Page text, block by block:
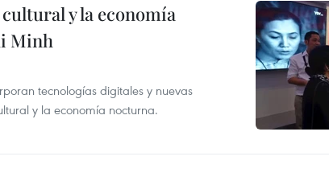
y la economía
Minh
tecnologías digitales y nuevas
y la economía nocturna.